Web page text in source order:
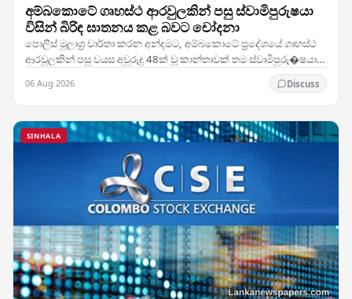
අම්බකොටේ ගෘහස්ථ ආරවුලකින් පසු ස්වාමිපුරුෂයා
විසින් බිරිඳ ඝාතනය කළ බවට චෝදනා
පොලිස් මූලාශ්‍ර වාර්තා කරන අන්දමට, අම්බකොටේ ප්‍රදේශයේ ගෘහස්ථ
ආරවුලකින් පසු වයස අවුරුදු 48ක් වූ කාන්තාවක් තම ස්වාමිපුරු�ෂයා
06 Aug 2026 Discuss
SINHALA